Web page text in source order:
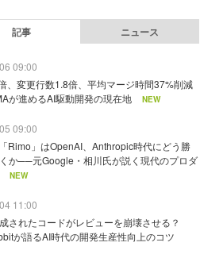
記事 ニュース
09:00
、変更行数1.8倍、平均マージ時間37%削減
が進めるAI駆動開発の現在地
NEW
09:00
Rimo」はOpenAI、Anthropic時代にどう勝
か──元Google・相川氏が説く現代のプロダ
NEW
11:00
されたコードがレビューを崩壊させる？
が語るAI時代の開発生産性向上のコツ